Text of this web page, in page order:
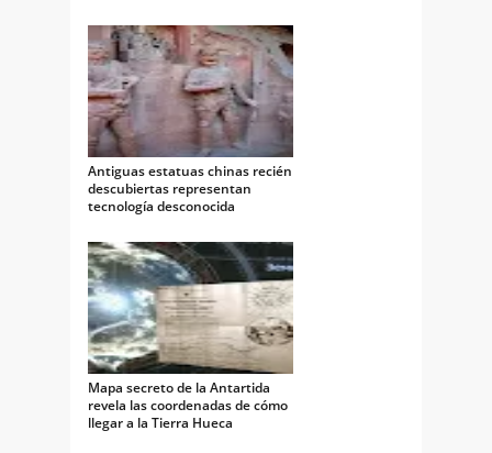
Antiguas estatuas chinas recién
descubiertas representan
tecnología desconocida
Mapa secreto de la Antartida
revela las coordenadas de cómo
llegar a la Tierra Hueca